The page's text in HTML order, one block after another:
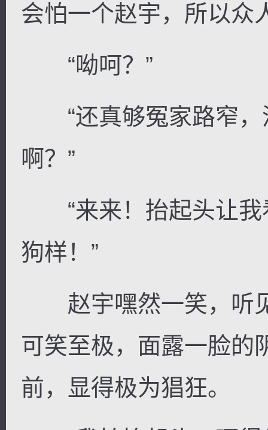
会怕一个赵宇，所以众
“呦呵？”
“还真够冤家路窄，
啊？”
“来来！抬起头让我
狗样！”
赵宇嘿然一笑，听
可笑至极，面露一脸的
前，显得极为猖狂。